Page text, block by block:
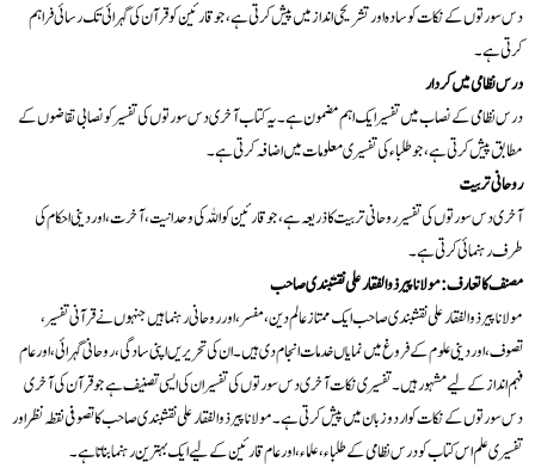
دس سورتوں کے نکات کو سادہ اور تشریحی انداز میں پیش کرتی ہے، جو قارئین کو قرآن کی گہرائی تک رسائی فراہم
کرتی ہے۔
درس نظامی میں کردار
درس نظامی کے نصاب میں تفسیر ایک اہم مضمون ہے۔ یہ کتاب آخری دس سورتوں کی تفسیر کو نصابی تقاضوں کے
مطابق پیش کرتی ہے، جو طلباء کی تفسیری معلومات میں اضافہ کرتی ہے۔
روحانی تربیت
آخری دس سورتوں کی تفسیر روحانی تربیت کا ذریعہ ہے، جو قارئین کو اللہ کی وحدانیت، آخرت، اور دینی احکام کی
طرف رہنمائی کرتی ہے۔
مصنف کا تعارف: مولانا پیر ذوالفقار علی نقشبندی صاحب
مولانا پیر ذوالفقار علی نقشبندی صاحب ایک ممتاز عالم دین، مفسر، اور روحانی رہنما ہیں جنہوں نے قرآنی تفسیر،
تصوف، اور دینی علوم کے فروغ میں نمایاں خدمات انجام دی ہیں۔ ان کی تحریریں اپنی سادگی، روحانی گہرائی، اور عام
فہم انداز کے لیے مشہور ہیں۔ تفسیری نکات آخری دس سورتوں کی تفسیر ان کی ایسی تصنیف ہے جو قرآن کی آخری
دس سورتوں کے نکات کو اردو زبان میں پیش کرتی ہے۔ مولانا پیر ذوالفقار علی نقشبندی صاحب کا تصوفی نقطہ نظر اور
تفسیری علم اس کتاب کو درس نظامی کے طلباء، علماء، اور عام قارئین کے لیے ایک بہترین رہنما بناتا ہے۔